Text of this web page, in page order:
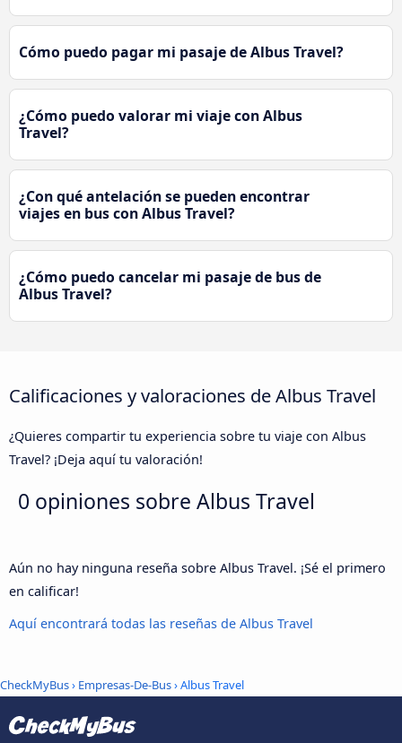
Cómo puedo pagar mi pasaje de Albus Travel?
¿Cómo puedo valorar mi viaje con Albus
Travel?
¿Con qué antelación se pueden encontrar
viajes en bus con Albus Travel?
¿Cómo puedo cancelar mi pasaje de bus de
Albus Travel?
Calificaciones y valoraciones de Albus Travel
¿Quieres compartir tu experiencia sobre tu viaje con Albus
Travel? ¡Deja aquí tu valoración!
0 opiniones sobre Albus Travel
Aún no hay ninguna reseña sobre Albus Travel. ¡Sé el primero
en calificar!
Aquí encontrará todas las reseñas de Albus Travel
CheckMyBus› Empresas-De-Bus› Albus Travel